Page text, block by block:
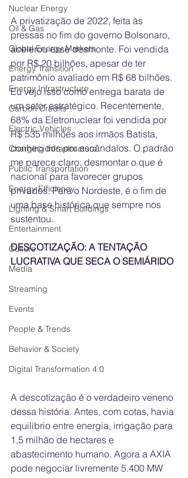
Nuclear Energy
Oil & Gas
Global Energy Markets
Energy Transition
Energy Infrastructure
Carbon Credits
Electric Vehicles
Charging Infrastructure
Public Transportation
Energy Efficiency
Lighting & Smart Buildings
Entertainment
Culture
Media
Streaming
Events
People & Trends
Behavior & Society
Digital Transformation 4.0
A privatização de 2022, feita às
pressas no fim do governo Bolsonaro,
acelerou esse desmonte. Foi vendida
por R$ 20 bilhões, apesar de ter
patrimônio avaliado em R$ 68 bilhões.
Eu vejo isso como entrega barata de
um setor estratégico. Recentemente,
68% da Eletronuclear foi vendida por
R$ 535 milhões aos irmãos Batista,
conhecidos por escândalos. O padrão
me parece claro: desmontar o que é
nacional para favorecer grupos
privados. Para o Nordeste, é o fim de
uma base histórica que sempre nos
sustentou.
DESCOTIZAÇÃO: A TENTAÇÃO
LUCRATIVA QUE SECA O SEMIÁRIDO
A descotização é o verdadeiro veneno
dessa história. Antes, com cotas, havia
equilíbrio entre energia, irrigação para
1,5 milhão de hectares e
abastecimento humano. Agora a AXIA
pode negociar livremente 5.400 MW